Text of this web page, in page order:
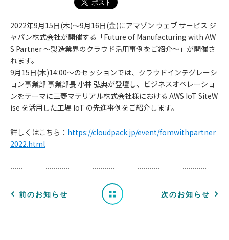
2022年9月15日(木)～9月16日(金)にアマゾン ウェブ サービス ジ
ャパン株式会社が開催する「Future of Manufacturing with AW
S Partner ～製造業界のクラウド活用事例をご紹介～」が開催さ
れます。
9月15日(木)14:00〜のセッションでは、クラウドインテグレーシ
ョン事業部 事業部長 小林 弘典が登壇し、ビジネスオペレーショ
ンをテーマに三菱マテリアル株式会社様における AWS IoT SiteW
ise を活用した工場 IoT の先進事例をご紹介します。
詳しくはこちら： https://cloudpack.jp/event/fomwithpartner
2022.html
前のお知らせ
お
せ
一 次のお知らせ